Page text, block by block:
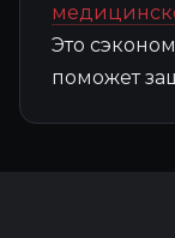
Это
поможет